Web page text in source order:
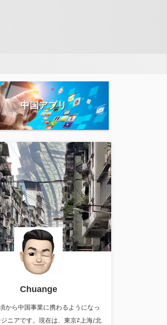
中国アプリ
Chuange
から中国事業に携わるようになっ
ニアです。現在は、東京⇄上海/北